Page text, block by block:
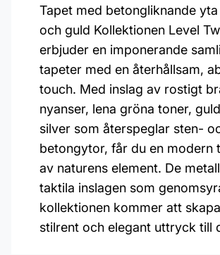
Tapet med betongliknande
och guld Kollektionen Level
erbjuder en imponerande
tapeter med en återhållsam,
touch. Med inslag av rostigt
nyanser, lena gröna toner,
silver som återspeglar sten-
betongytor, får du en modern
av naturens element. De
taktila inslagen som
kollektionen kommer att
stilrent och elegant uttryck till